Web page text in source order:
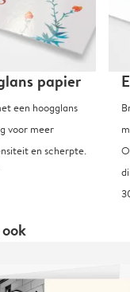
papier
een hoogglans
voor meer
en scherpte.